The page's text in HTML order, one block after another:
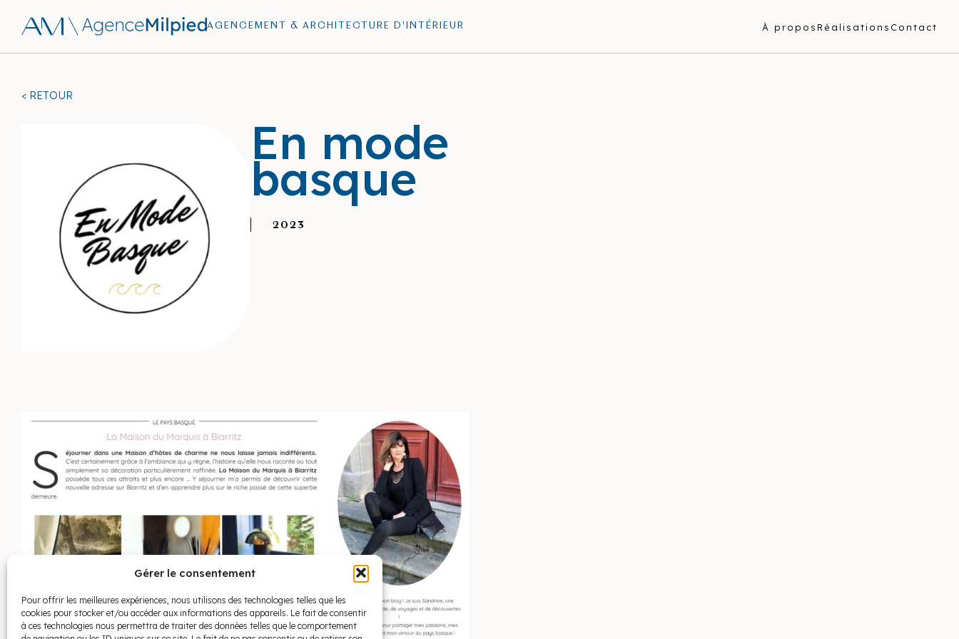
Gérer le consentement
Pour offrir les meilleures expériences, nous utilisons des technologies telles que les
cookies pour stocker et/ou accéder aux informations des appareils. Le fait de consentir
à ces technologies nous permettra de traiter des données telles que le comportement
AGENCEMENT & ARCHITECTURE D'INTÉRIEUR À propos Réalisations Contact
< RETOUR
En mode
basque
2023